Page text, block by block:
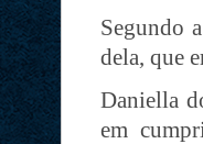
Segundo
dela, que
Daniella
em